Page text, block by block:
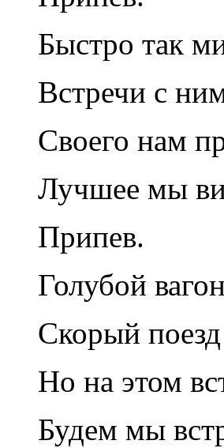
Быстро так
Встречи с
Своего нам
Лучшее мы
Припев.
Голубой
Скорый
Но на этом
Будем мы